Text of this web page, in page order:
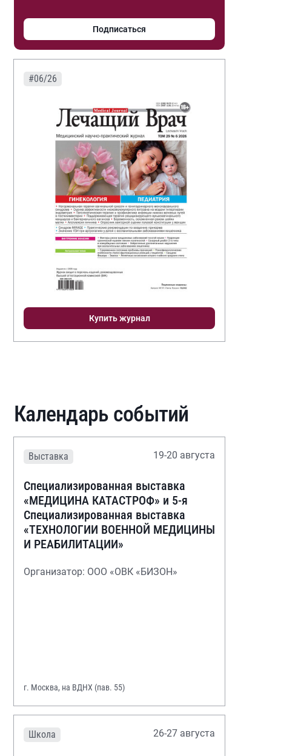
Подписаться
#06/26
Купить журнал
Календарь событий
Выставка 19-20 августа
Специализированная выставка
«МЕДИЦИНА КАТАСТРОФ» и 5-я
Специализированная выставка
«ТЕХНОЛОГИИ ВОЕННОЙ МЕДИЦИНЫ
И РЕАБИЛИТАЦИИ»
Организатор: ООО «ОВК «БИЗОН»
г. Москва, на ВДНХ (пав. 55)
Школа 26-27 августа